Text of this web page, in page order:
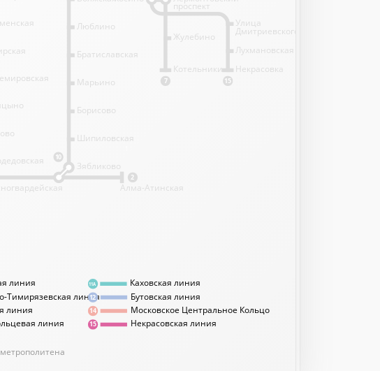
линия
Тимирязевская линия
линия
Каховская линия
Бутовская линия
Московское Центральное Кольцо
11А
линия
12
14
15 Некрасовская линия
7
2
10
15
проспект
Жулебино
Котельники
Люблино
Братиславская
Марьино
Борисово
Шипиловская
Зябликово
Алма-Атинская
Улица
Дмитриевского
Лухмановская
Некрасовка